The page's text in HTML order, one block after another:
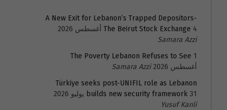
A New Exit for Lebanon’s Trapped Depositors-
The Beirut Stock Exchange 4 أغسطس 2026
Samara Azzi
The Poverty Lebanon Refuses to See 1
أغسطس 2026
Samara Azzi
Türkiye seeks post-UNIFIL role as Lebanon
builds new security framework 31 يوليو 2026
Yusuf Kanli